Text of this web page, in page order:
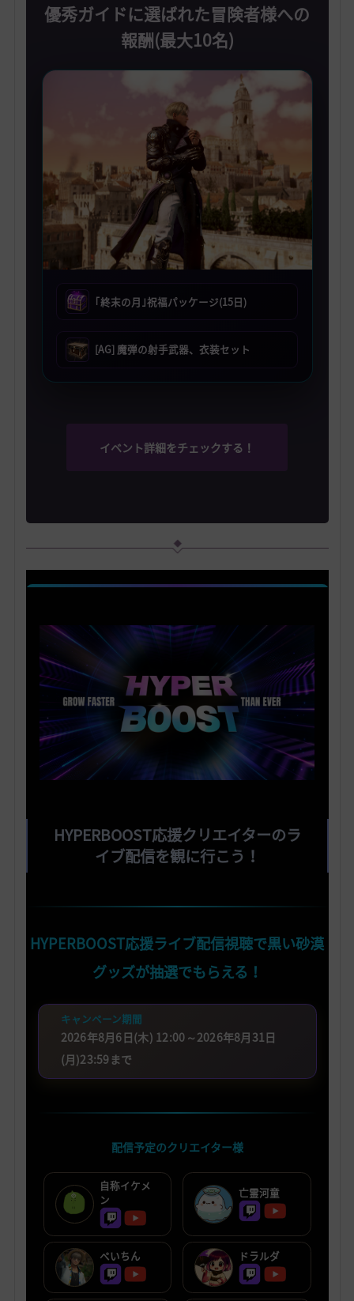
優秀ガイドに選ばれた冒険者様への
報酬(最大10名)
｢終末の月｣祝福パッケージ(15日)
[AG] 魔弾の射手武器、衣装セット
イベント詳細をチェックする！
HYPERBOOST応援クリエイターのラ
イブ配信を観に行こう！
HYPERBOOST応援ライブ配信視聴で黒い砂漠
グッズが抽選でもらえる！
キャンペーン期間
2026年8月6日(木) 12:00～2026年8月31日
(月)23:59まで
配信予定のクリエイター様
自称イケメ
ン
亡霊河童
ぺいちん ドラルダ